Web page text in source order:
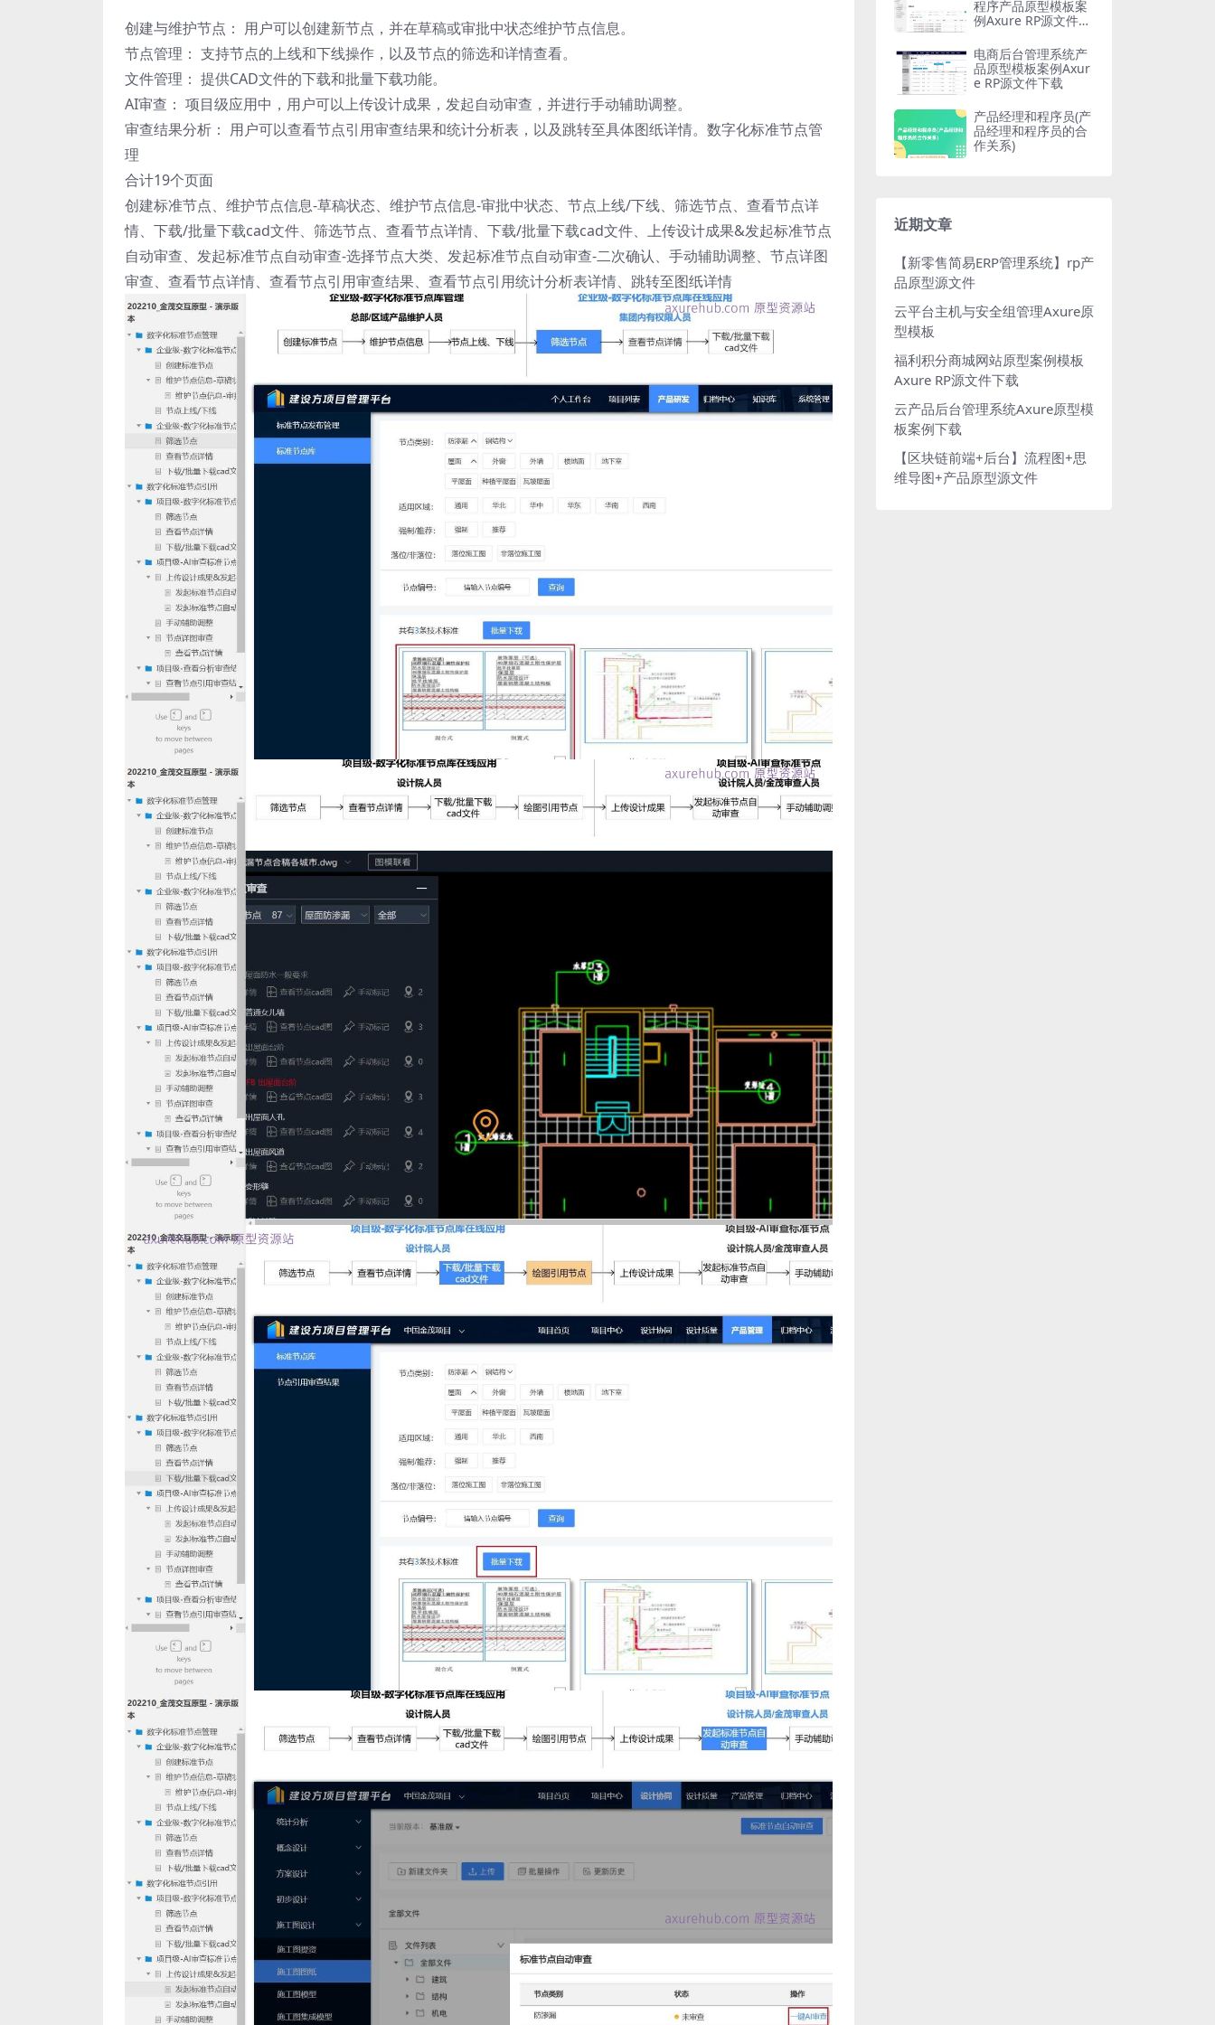
创建与维护节点： 用户可以创建新节点，并在草稿或审批中状态维护节点信息。
节点管理： 支持节点的上线和下线操作，以及节点的筛选和详情查看。
文件管理： 提供CAD文件的下载和批量下载功能。
AI审查： 项目级应用中，用户可以上传设计成果，发起自动审查，并进行手动辅助调整。
审查结果分析： 用户可以查看节点引用审查结果和统计分析表，以及跳转至具体图纸详情。数字化标准节点管
理
合计19个页面
创建标准节点、维护节点信息-草稿状态、维护节点信息-审批中状态、节点上线/下线、筛选节点、查看节点详
情、下载/批量下载cad文件、筛选节点、查看节点详情、下载/批量下载cad文件、上传设计成果&发起标准节点
自动审查、发起标准节点自动审查-选择节点大类、发起标准节点自动审查-二次确认、手动辅助调整、节点详图
审查、查看节点详情、查看节点引用审查结果、查看节点引用统计分析表详情、跳转至图纸详情
程序产品原型模板案
例Axure RP源文件下
电商后台管理系统产
品原型模板案例Axur
e RP源文件下载
产品经理和程序员(产
品经理和程序员的合
作关系)
近期文章
【新零售简易ERP管理系统】rp产
品原型源文件
云平台主机与安全组管理Axure原
型模板
福利积分商城网站原型案例模板
Axure RP源文件下载
云产品后台管理系统Axure原型模
板案例下载
【区块链前端+后台】流程图+思
维导图+产品原型源文件